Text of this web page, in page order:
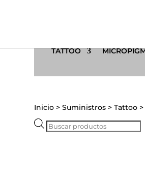
TATTOO
Inicio >Suministros >Tattoo >
Búsqueda